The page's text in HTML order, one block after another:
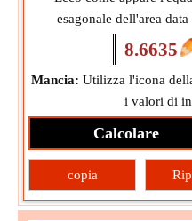
esagonale dell'area
8.6635
Mancia: Utilizza l'icona
i valori di
Calcolare
copia